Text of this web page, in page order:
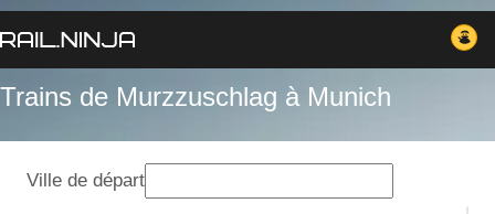
Trains de Murzzuschlag à Munich
Ville de départ